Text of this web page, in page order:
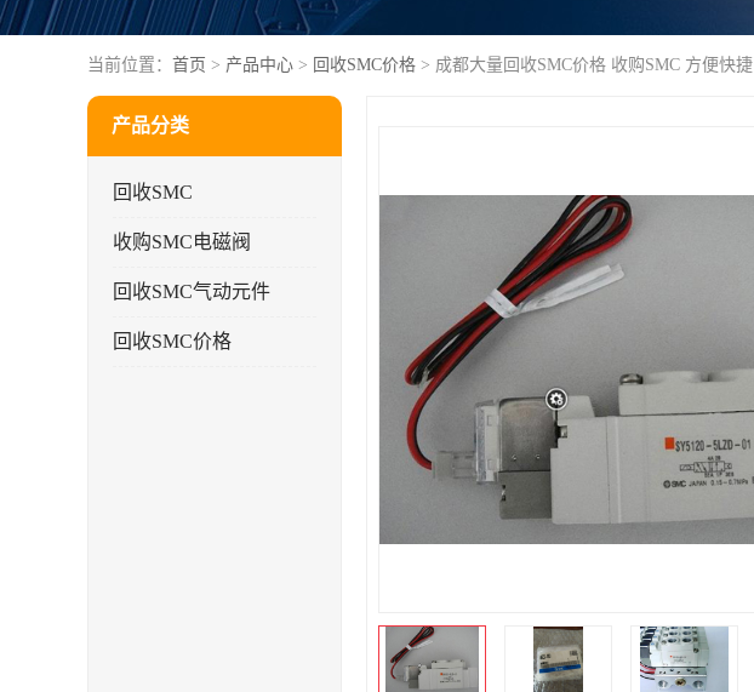
当前位置： 首页 > 产品中心 > 回收SMC价格 > 成都大量回收SMC价格 收购SMC 方便快捷
产品分类
回收SMC
收购SMC电磁阀
回收SMC气动元件
回收SMC价格